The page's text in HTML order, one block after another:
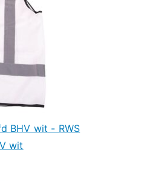
BHV wit - RWS
wit